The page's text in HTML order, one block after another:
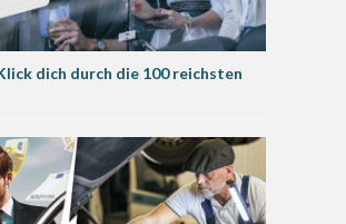
dich durch die 100 reichsten